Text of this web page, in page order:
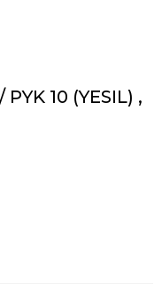
10 (YESIL) ,